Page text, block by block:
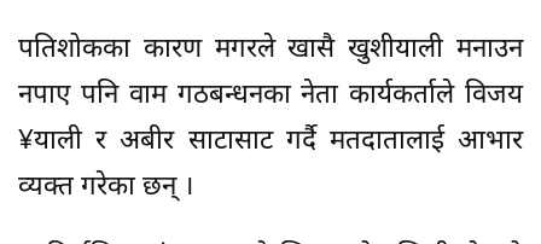
पतिशोकका कारण मगरले खासै खुशीयाली मनाउन
नपाए पनि वाम गठबन्धनका नेता कार्यकर्ताले विजय
¥याली र अबीर साटासाट गर्दै मतदातालाई आभार
व्यक्त गरेका छन् ।